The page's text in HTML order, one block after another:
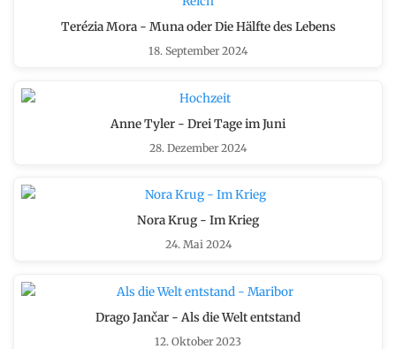
Terézia Mora - Muna oder Die Hälfte des Lebens
18. September 2024
Anne Tyler - Drei Tage im Juni
28. Dezember 2024
Nora Krug - Im Krieg
24. Mai 2024
Drago Jančar - Als die Welt entstand
12. Oktober 2023